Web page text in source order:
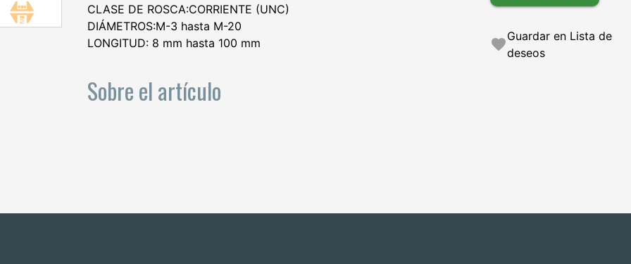
CLASE DE ROSCA:CORRIENTE (UNC)
DIÁMETROS:M-3 hasta M-20
LONGITUD: 8 mm hasta 100 mm
Sobre el artículo
favoriteGuardar en Lista de
deseos